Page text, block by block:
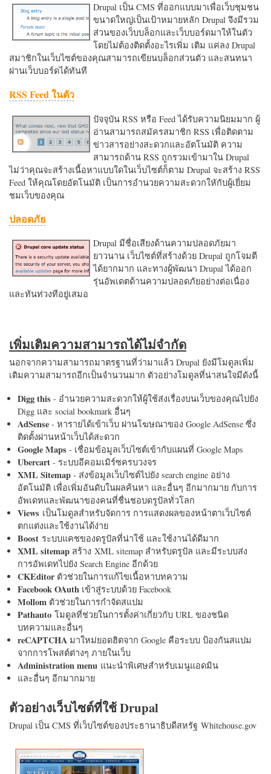
Drupal เป็น CMS ที่ออกแบบมาเพื่อเว็บชุมชน
ขนาดใหญ่เป็นเป้าหมายหลัก Drupal จึงมีรวม
ส่วนของเว็บบล็อกและเว็บบอร์ดมาให้ในตัว
โดยไม่ต้องติดตั้งอะไรเพิ่ม เติม แค่ลง Drupal
สมาชิกในเว็บไซต์ของคุณสามารถเขียนบล็อกส่วนตัว และสนทนา
ผ่านเว็บบอร์ดได้ทันที
RSS Feed ในตัว
ปัจจุบัน RSS หรือ Feed ได้รับความนิยมมาก ผู้
อ่านสามารถสมัครสมาชิก RSS เพื่อติดตาม
ข่าวสารอย่างสะดวกและอัตโนมัติ ความ
สามารถด้าน RSS ถูกรวมเข้ามาใน Drupal
ไม่ว่าคุณจะสร้างเนื้อหาแบบใดในเว็บไซต์ก็ตาม Drupal จะสร้าง RSS
Feed ให้คุณโดยอัตโนมัติ เป็นการอำนวยความสะดวกใหักับผู้เยี่ยม
ชมเว็บของคุณ
ปลอดภัย
Drupal มีชื่อเสียงด้านความปลอดภัยมา
ยาวนาน เว็บไซต์ที่สร้างด้วย Drupal ถูกโจมตี
ได้ยากมาก และทางผู้พัฒนา Drupal ได้ออก
รุ่นอัพเดตด้านความปลอดภัยอย่างต่อเนื่อง
และทันท่วงทีอยู่เสมอ
เพิ่มเติมความสามารถได้ไม่จำกัด
นอกจากความสามารถมาตรฐานที่ว่ามาแล้ว Drupal ยังมีโมดูลเพิ่ม
เติมความสามารถอีกเป็นจำนวนมาก ตัวอย่างโมดูลที่น่าสนใจมีดังนี้
Digg this - อำนวยความสะดวกให้ผู้ใช้ส่งเรื่องบนเว็บของคุณไปยัง
Digg และ social bookmark อื่นๆ
AdSense - หารายได้เข้าเว็บ ผ่านโฆษณาของ Google AdSense ซึ่ง
ติดตั้งผ่านหน้าเว็บได้สะดวก
Google Maps - เชื่อมข้อมูลเว็บไซต์เข้ากับแผนที่ Google Maps
Ubercart - ระบบอีคอมเมิร์ซครบวงจร
XML Sitemap - ส่งข้อมูลเว็บไซต์ไปยัง search engine อย่าง
อัตโนมัติ เพื่อเพิ่มอันดับในผลค้นหา และอื่นๆ อีกมากมาย กับการ
อัพเดทและพัฒนาของคนที่ชื่นชอบดรูปัลทั่วโลก
Views เป็นโมดูลสำหรับจัดการ การแสดงผลของหน้าตาเว็บไซต์
ตกแต่งและใช้งานได้ง่าย
Boost ระบบแคชของดรูปัลที่น่าใช้ และใช้งานได้ดีมาก
XML sitemap สร้าง XML sitemap สำหรับดรูปัล และมีระบบส่ง
การอัพเดทไปยัง Search Engine อีกด้วย
CKEditorตัวช่วยในการแก้ไขเนื้อหาบทความ
Facebook OAuth เข้าสู่ระบบด้วย Facebook
Mollom ตัวช่วยในการกำจัดสแปม
Pathauto โมดูลที่ช่วยในการตั้งค่าเกี่ยวกับ URL ของชนิด
บทความและอื่นๆ
reCAPTCHA มาใหม่ยอดฮิตจาก Google คือระบบ ป้องกันสแปม
จากการโพสต์ต่างๆ ภายในเว็บ
Administration menu แนะนำพิเศษสำหรับเมนูแอดมิน
และอื่นๆ อีกมากมาย
ตัวอย่างเว็บไซต์ที่ใช้ Drupal
Drupal เป็น CMS ที่เว็บไซต์ของประธานาธิบดีสหรัฐ Whitehouse.gov